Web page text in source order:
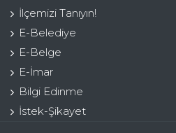
İlçemizi Tanıyın!
E-Belediye
E-Belge
E-İmar
Bilgi Edinme
İstek-Şikayet